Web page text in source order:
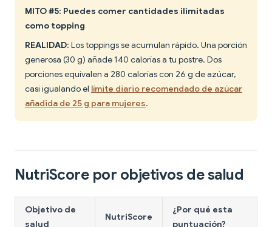
MITO #5: Puedes comer cantidades ilimitadas
como topping
REALIDAD: Los toppings se acumulan rápido. Una porción
generosa (30 g) añade 140 calorías a tu postre. Dos
porciones equivalen a 280 calorías con 26 g de azúcar,
casi igualando el límite diario recomendado de azúcar
añadida de 25 g para mujeres.
NutriScore por objetivos de salud
Objetivo de
salud
NutriScore
¿Por qué esta
puntuación?